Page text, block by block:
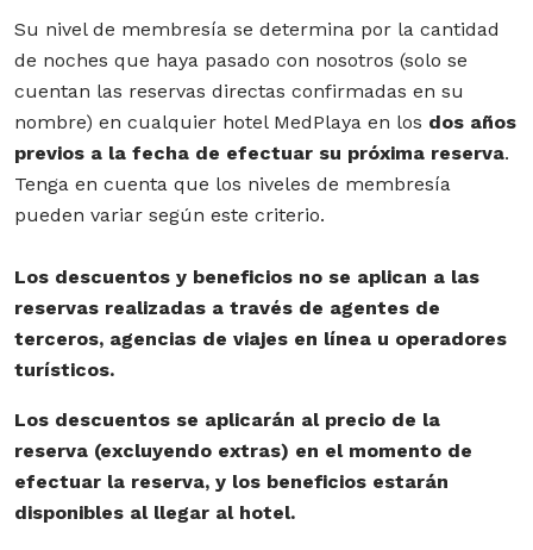
Su nivel de membresía se determina por la cantidad
de noches que haya pasado con nosotros (solo se
cuentan las reservas directas confirmadas en su
nombre) en cualquier hotel MedPlaya en los dos años
previos a la fecha de efectuar su próxima reserva.
Tenga en cuenta que los niveles de membresía
pueden variar según este criterio.
Los descuentos y beneficios no se aplican a las
reservas realizadas a través de agentes de
terceros, agencias de viajes en línea u operadores
turísticos.
Los descuentos se aplicarán al precio de la
reserva (excluyendo extras) en el momento de
efectuar la reserva, y los beneficios estarán
disponibles al llegar al hotel.